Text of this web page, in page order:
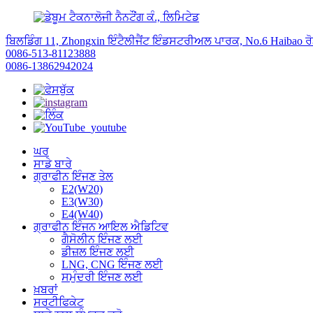
ਬਿਲਡਿੰਗ 11, Zhongxin ਇੰਟੈਲੀਜੈਂਟ ਇੰਡਸਟਰੀਅਲ ਪਾਰਕ, ​​No.6 Haibao
0086-513-81123888
0086-13862942024
ਘਰ
ਸਾਡੇ ਬਾਰੇ
ਗ੍ਰਾਫੀਨ ਇੰਜਣ ਤੇਲ
E2(W20)
E3(W30)
E4(W40)
ਗ੍ਰਾਫੀਨ ਇੰਜਨ ਆਇਲ ਐਡਿਟਿਵ
ਗੈਸੋਲੀਨ ਇੰਜਣ ਲਈ
ਡੀਜ਼ਲ ਇੰਜਣ ਲਈ
LNG, CNG ਇੰਜਣ ਲਈ
ਸਮੁੰਦਰੀ ਇੰਜਣ ਲਈ
ਖ਼ਬਰਾਂ
ਸਰਟੀਫਿਕੇਟ